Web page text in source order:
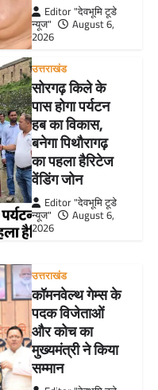
Editor "देवभूमि टूडे
न्यूज"
August 6,
2026
उत्तराखंड
सोरगढ़ किले के
पास होगा पर्यटन
हब का विकास,
बनेगा पिथौरागढ़
का पहला हैरिटेज
वेंडिंग जोन
Editor "देवभूमि टूडे
न्यूज"
August 6,
2026
उत्तराखंड
कॉमनवेल्थ गेम्स के
पदक विजेताओं
और कोच का
मुख्यमंत्री ने किया
सम्मान